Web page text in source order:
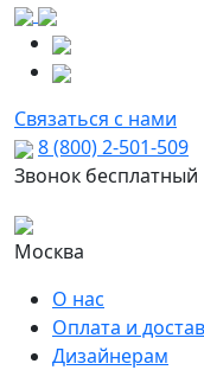
Связаться с нами
8 (800) 2-501-509
Звонок бесплатный
Москва
О нас
Оплата и
Дизайнерам